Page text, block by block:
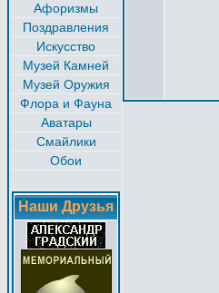
Афоризмы
Поздравления
Искусство
Музей Камней
Музей Оружия
Флора и Фауна
Аватары
Смайлики
Обои
Наши Друзья